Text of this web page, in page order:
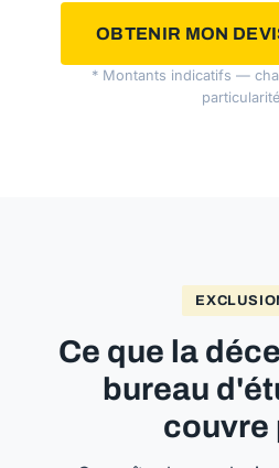
OBTENIR MON
* Montants indicatifs —
Ce que la
bureau
couvre